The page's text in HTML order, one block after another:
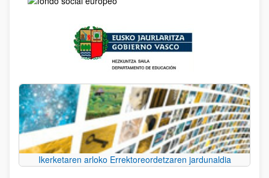
Ikerketaren arloko Errektoreordetzaren jardunaldia